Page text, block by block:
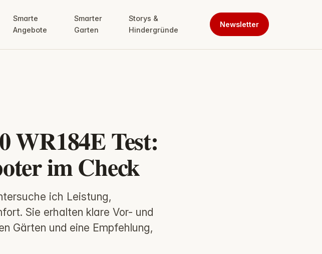
Smarte
Angebote
Smarter
Garten
Storys &
Hindergründe
Newsletter
WR184E Test:
im Check
ich Leistung,
Sie erhalten klare Vor- und
Gärten und eine Empfehlung,